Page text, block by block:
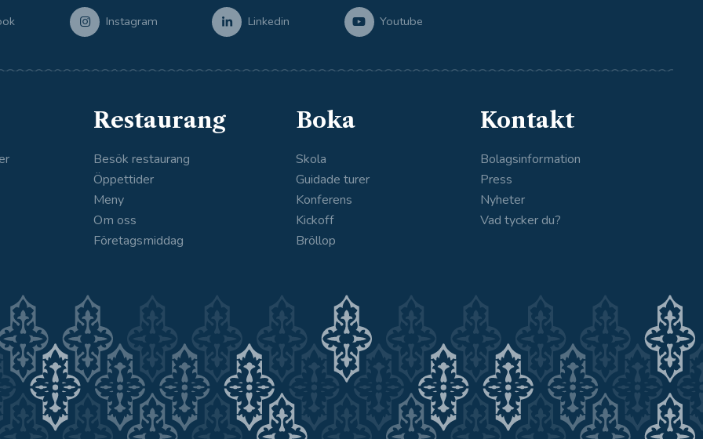
Instagram Linkedin Youtube
Restaurang
Besök restaurang
Öppettider
Meny
Om oss
Företagsmiddag
Boka
Skola
Guidade turer
Konferens
Kickoff
Bröllop
Kontakt
Bolagsinformation
Press
Nyheter
Vad tycker du?